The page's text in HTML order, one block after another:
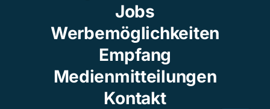
Jobs
Werbemöglichkeiten
Empfang
Medienmitteilungen
Kontakt